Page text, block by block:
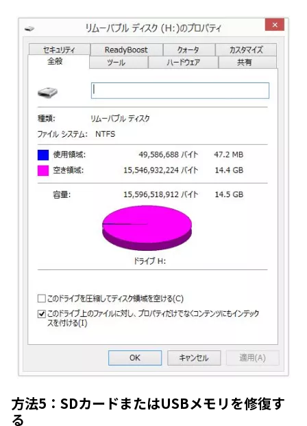
方法5：SDカードまたはUSBメモリを修復す
る